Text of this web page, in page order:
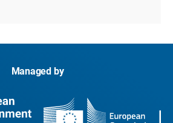
Managed by